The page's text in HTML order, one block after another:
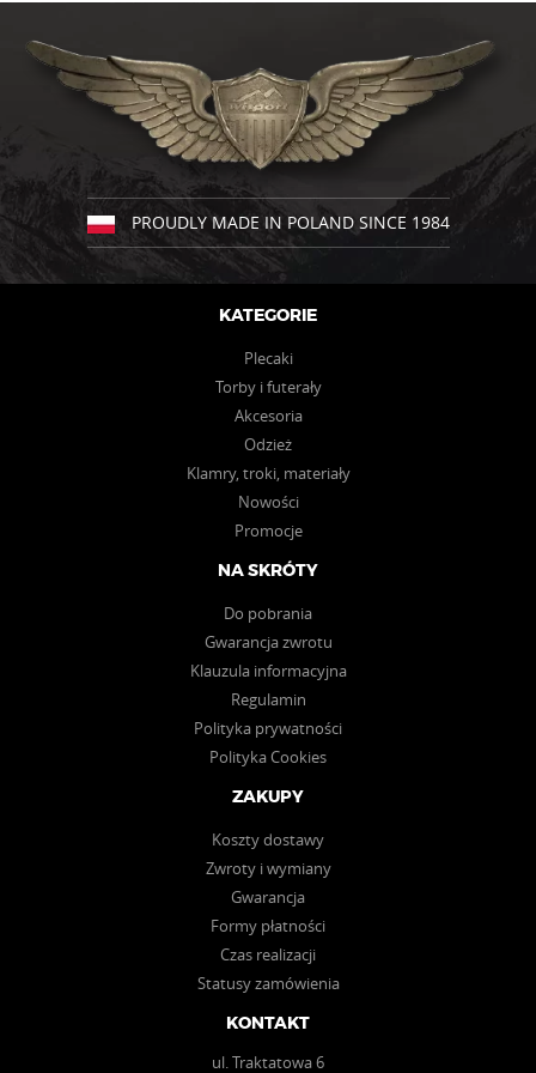
ma
Opcje
można
wybrać
na
stronie
produktu
ma
wariantów.
Opcje
można
stronie
produktu
PROUDLY MADE IN POLAND SINCE 1984
KATEGORIE
Plecaki
Torby i futerały
Akcesoria
Odzież
Klamry, troki, materiały
Nowości
Promocje
NA SKRÓTY
Do pobrania
Gwarancja zwrotu
Klauzula informacyjna
Regulamin
Polityka prywatności
Polityka Cookies
ZAKUPY
Koszty dostawy
Zwroty i wymiany
Gwarancja
Formy płatności
Czas realizacji
Statusy zamówienia
KONTAKT
ul. Traktatowa 6